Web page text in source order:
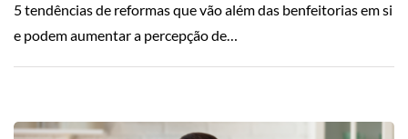
5 tendências de reformas que vão além das benfeitorias em si
e podem aumentar a percepção de…